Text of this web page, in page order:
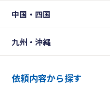
中国・四国
九州・沖縄
依頼内容から探す